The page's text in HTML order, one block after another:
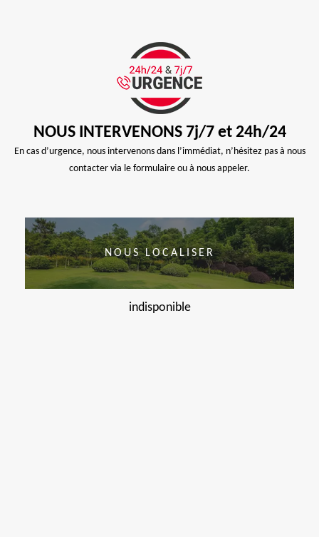
NOUS INTERVENONS 7j/7 et 24h/24
En cas d’urgence, nous intervenons dans l’immédiat, n’hésitez pas à nous
contacter via le formulaire ou à nous appeler.
NOUS LOCALISER
indisponible